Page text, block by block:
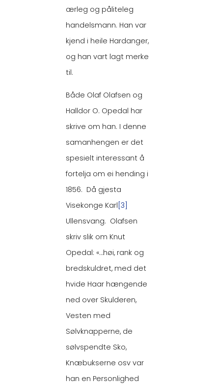
ærleg og påliteleg
handelsmann. Han var
kjend i heile Hardanger,
og han vart lagt merke
til.
Både Olaf Olafsen og
Halldor O. Opedal har
skrive om han. I denne
samanhengen er det
spesielt interessant å
fortelja om ei hending i
1856. Då gjesta
Visekonge Karl [3]
Ullensvang. Olafsen
skriv slik om Knut
Opedal: «…høi, rank og
bredskuldret, med det
hvide Haar hængende
ned over Skulderen,
Vesten med
Sølvknapperne, de
sølvspendte Sko,
Knæbukserne osv var
han en Personlighed